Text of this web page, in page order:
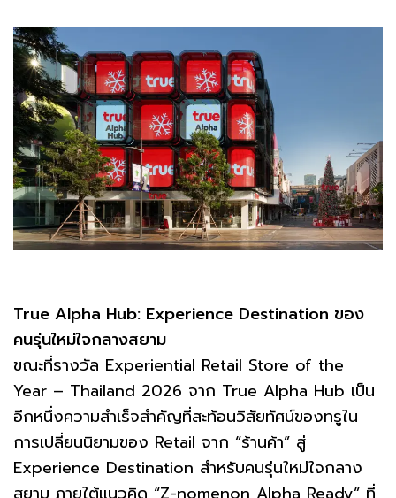
True Alpha Hub: Experience Destination ของ
คนรุ่นใหม่ใจกลางสยาม
ขณะที่รางวัล Experiential Retail Store of the
Year – Thailand 2026 จาก True Alpha Hub เป็น
อีกหนึ่งความสำเร็จสำคัญที่สะท้อนวิสัยทัศน์ของทรูใน
การเปลี่ยนนิยามของ Retail จาก “ร้านค้า” สู่
Experience Destination สำหรับคนรุ่นใหม่ใจกลาง